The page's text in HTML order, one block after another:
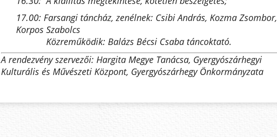
17.00: Farsangi táncház, zenélnek: Csibi András, Kozma Zsombor,
Korpos Szabolcs
Közreműködik: Balázs Bécsi Csaba táncoktató.
A rendezvény szervezői: Hargita Megye Tanácsa, Gyergyószárhegyi
Kulturális és Művészeti Központ, Gyergyószárhegy Önkormányzata